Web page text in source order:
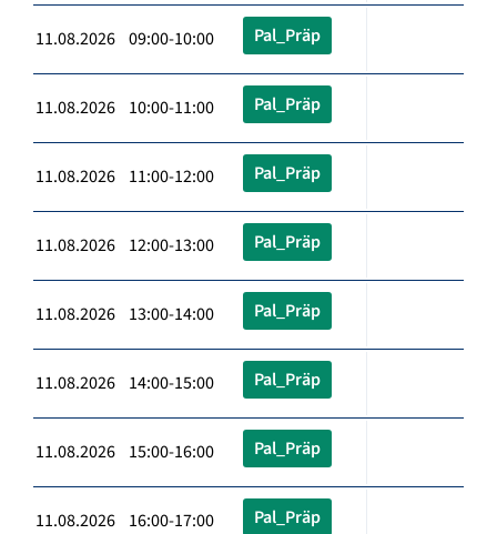
11.08.2026 09:00-10:00 Pal_Präp
11.08.2026 10:00-11:00 Pal_Präp
11.08.2026 11:00-12:00 Pal_Präp
11.08.2026 12:00-13:00 Pal_Präp
11.08.2026 13:00-14:00 Pal_Präp
11.08.2026 14:00-15:00 Pal_Präp
11.08.2026 15:00-16:00 Pal_Präp
11.08.2026 16:00-17:00 Pal_Präp